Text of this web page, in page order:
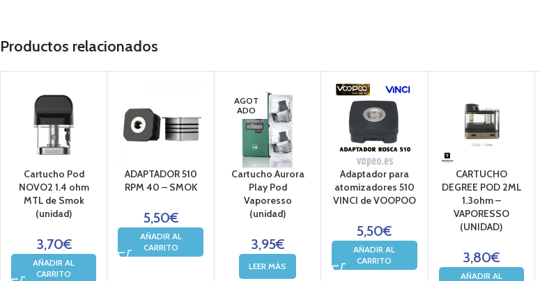
Productos relacionados
Cartucho Pod
NOVO2 1.4 ohm
MTL de Smok
(unidad)
3,70€
AÑADIR AL
CARRITO
ADAPTADOR 510
RPM 40 – SMOK
5,50€
AÑADIR AL
CARRITO
AGOT
ADO
Cartucho Aurora
Play Pod
Vaporesso
(unidad)
3,95€
LEER MÁS
Adaptador para
atomizadores 510
VINCI de VOOPOO
5,50€
AÑADIR AL
CARRITO
CARTUCHO
DEGREE POD 2ML
1.3ohm –
VAPORESSO
(UNIDAD)
3,80€
AÑADIR AL